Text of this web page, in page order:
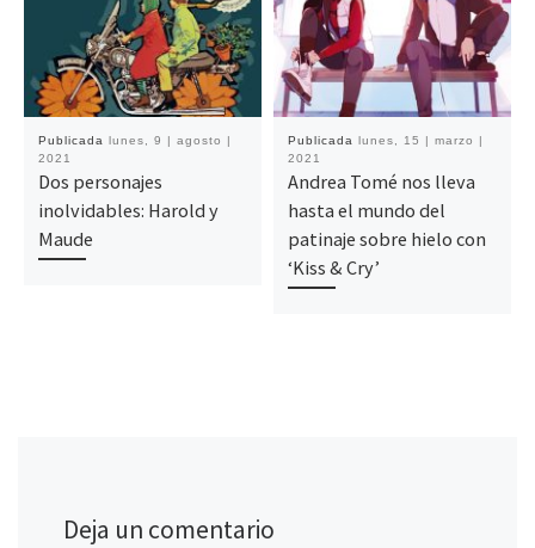
Publicada lunes, 9 | agosto |
2021
Dos personajes
inolvidables: Harold y
Maude
Publicada lunes, 15 | marzo |
2021
Andrea Tomé nos lleva
hasta el mundo del
patinaje sobre hielo con
‘Kiss & Cry’
Deja un comentario